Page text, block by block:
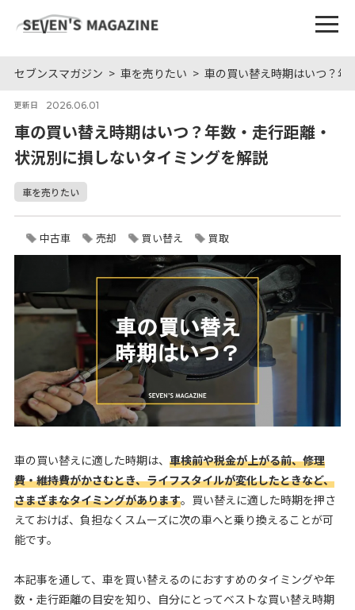
セブンスマガジン 車を売りたい 車の買い替え時期はいつ？年
更新日 2026.06.01
車の買い替え時期はいつ？年数・走行距離・
状況別に損しないタイミングを解説
車を売りたい
中古車 売却 買い替え 買取
車の買い替えに適した時期は、 車検前や税金が上がる前、修理
費・維持費がかさむとき、ライフスタイルが変化したときなど、
さまざまなタイミングがあります。買い替えに適した時期を押さ
えておけば、負担なくスムーズに次の車へと乗り換えることが可
能です。
本記事を通して、車を買い替えるのにおすすめのタイミングや年
数・走行距離の目安を知り、自分にとってベストな買い替え時期